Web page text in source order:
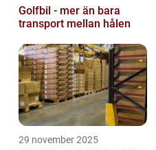
Golfbil - mer än bara
transport mellan hålen
29 november 2025